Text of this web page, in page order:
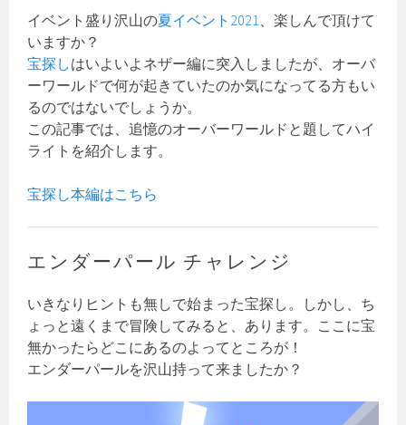
イベント盛り沢山の夏イベント2021、楽しんで頂けて
いますか？
宝探しはいよいよネザー編に突入しましたが、オーバ
ーワールドで何が起きていたのか気になってる方もい
るのではないでしょうか。
この記事では、追憶のオーバーワールドと題してハイ
ライトを紹介します。
宝探し本編はこちら
エンダーパール チャレンジ
いきなりヒントも無しで始まった宝探し。しかし、ち
ょっと遠くまで冒険してみると、あります。ここに宝
無かったらどこにあるのよってところが！
エンダーパールを沢山持って来ましたか？